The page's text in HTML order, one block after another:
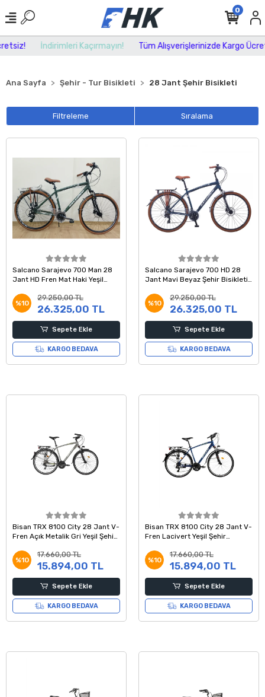
İndirimleri Kaçırmayın! Tüm Alışverişlerinizde Kargo Ücretsiz!
0
Ana Sayfa Şehir - Tur Bisikleti 28 Jant Şehir Bisikleti
Filtreleme Sıralama
Salcano Sarajevo 700 Man 28
Jant HD Fren Mat Haki Yeşil
%10
29.250,00 TL
26.325,00 TL
Sepete Ekle
KARGO BEDAVA
Salcano Sarajevo 700 HD 28
Jant Mavi Beyaz Şehir Bisikleti
%10
29.250,00 TL
26.325,00 TL
Sepete Ekle
KARGO BEDAVA
Bisan TRX 8100 City 28 Jant V-
Fren Açık Metalik Gri Yeşil Şehir
%10
17.660,00 TL
15.894,00 TL
Sepete Ekle
KARGO BEDAVA
Bisan TRX 8100 City 28 Jant V-
Fren Lacivert Yeşil Şehir
%10
17.660,00 TL
15.894,00 TL
Sepete Ekle
KARGO BEDAVA